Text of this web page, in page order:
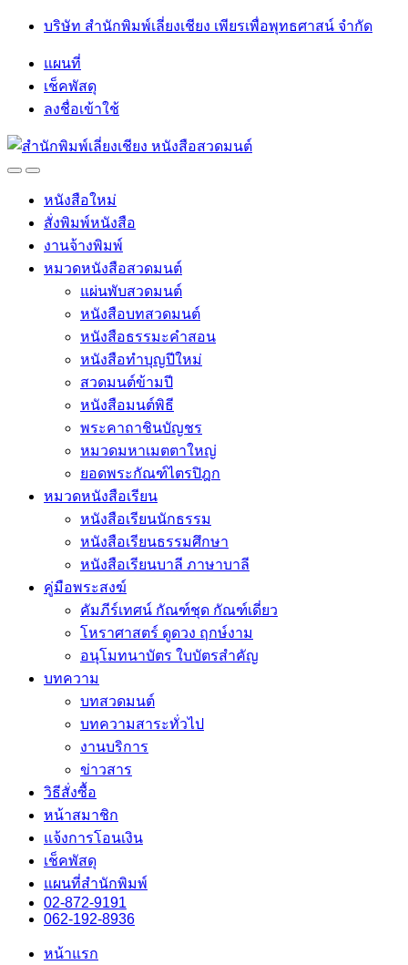
Skip
navigation
Skip
บริษัท สำนักพิมพ์เลี่ยงเชียง เพียรเพื่อพุทธศาสน์ จำกัด
แผนที่
เช็คพัสดุ
ลงชื่อเข้าใช้
OpenClose
หนังสือใหม่
สั่งพิมพ์หนังสือ
งานจ้างพิมพ์
หมวดหนังสือสวดมนต์
แผ่นพับสวดมนต์
หนังสือบทสวดมนต์
หนังสือธรรมะคำสอน
หนังสือทำบุญปีใหม่
สวดมนต์ข้ามปี
หนังสือมนต์พิธี
พระคาถาชินบัญชร
หมวดมหาเมตตาใหญ่
ยอดพระกัณฑ์ไตรปิฎก
หมวดหนังสือเรียน
หนังสือเรียนนักธรรม
หนังสือเรียนธรรมศึกษา
หนังสือเรียนบาลี ภาษาบาลี
คู่มือพระสงฆ์
คัมภีร์เทศน์ กัณฑ์ชุด กัณฑ์เดี่ยว
โหราศาสตร์ ดูดวง ฤกษ์งาม
อนุโมทนาบัตร ใบบัตรสำคัญ
บทความ
บทสวดมนต์
บทความสาระทั่วไป
งานบริการ
ข่าวสาร
วิธีสั่งซื้อ
หน้าสมาชิก
แจ้งการโอนเงิน
เช็คพัสดุ
แผนที่สำนักพิมพ์
02-872-9191
062-192-8936
หน้าแรก